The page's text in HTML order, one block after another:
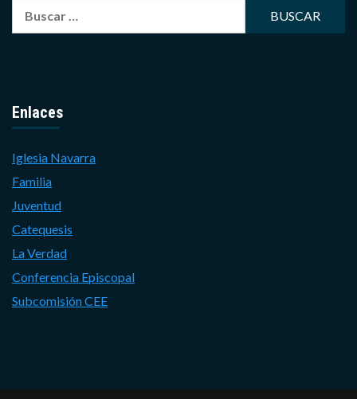
Enlaces
Iglesia Navarra
Familia
Juventud
Catequesis
La Verdad
Conferencia Episcopal
Subcomisión CEE